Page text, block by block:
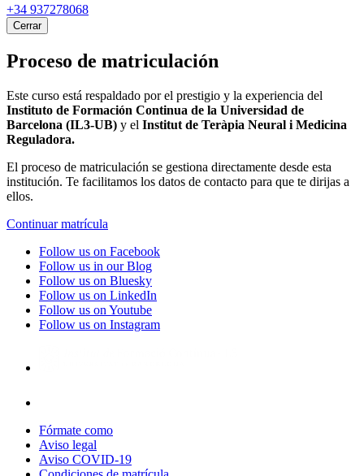
+34 937278068
Cerrar
Proceso de matriculación
Este curso está respaldado por el prestigio y la experiencia del
Instituto de Formación Continua de la Universidad de
Barcelona (IL3-UB) y el Institut de Teràpia Neural i Medicina
Reguladora.
El proceso de matriculación se gestiona directamente desde esta
institución. Te facilitamos los datos de contacto para que te dirijas a
ellos.
Continuar matrícula
Follow us on Facebook
Follow us in our Blog
Follow us on Bluesky
Follow us on LinkedIn
Follow us on Youtube
Follow us on Instagram
Fórmate como
Aviso legal
Aviso COVID-19